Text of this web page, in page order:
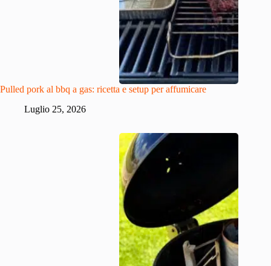
Pulled pork al bbq a gas: ricetta e setup per affumicare
Luglio 25, 2026